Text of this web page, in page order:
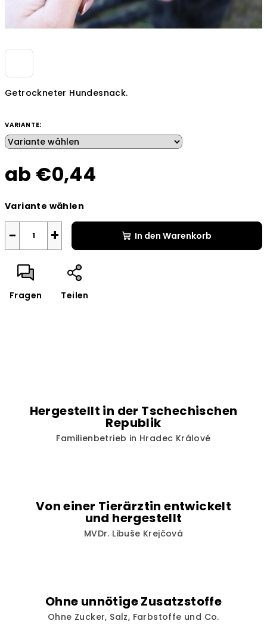
Getrockneter Hundesnack.
VARIANTE:
ab €0,44
Variante wählen
+
− In den Warenkorb
Fragen Teilen
Hergestellt in der Tschechischen
Republik
Familienbetrieb in Hradec Králové
Von einer Tierärztin entwickelt
und hergestellt
MVDr. Libuše Krejčová
Ohne unnötige Zusatzstoffe
Ohne Zucker, Salz, Farbstoffe und Co.